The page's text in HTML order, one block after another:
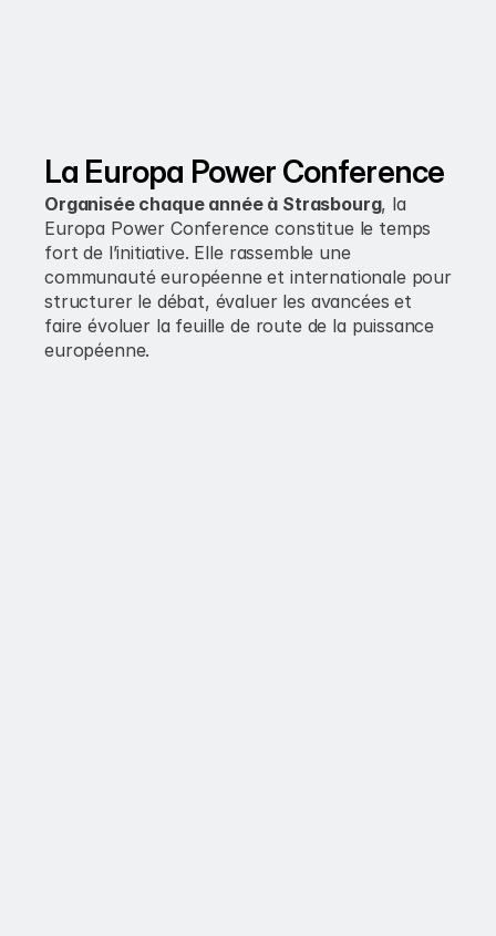
La Europa Power Conference
Organisée chaque année à Strasbourg, la
Europa Power Conference constitue le temps
fort de l’initiative. Elle rassemble une
communauté européenne et internationale pour
structurer le débat, évaluer les avancées et
faire évoluer la feuille de route de la puissance
européenne.